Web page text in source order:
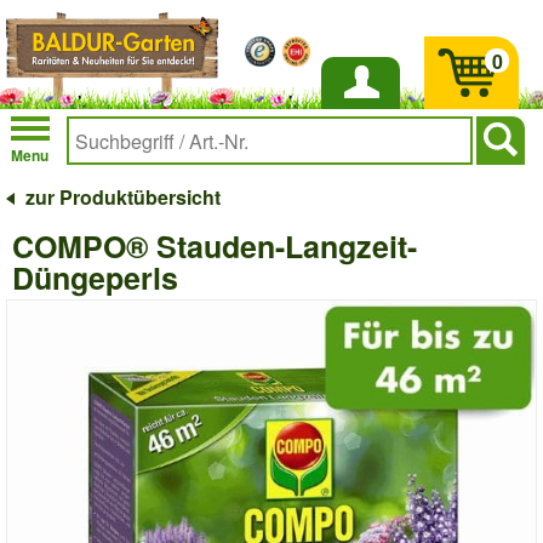
Anmelden
Menu
0
zur Produktübersicht
COMPO® Stauden-Langzeit-
Düngeperls